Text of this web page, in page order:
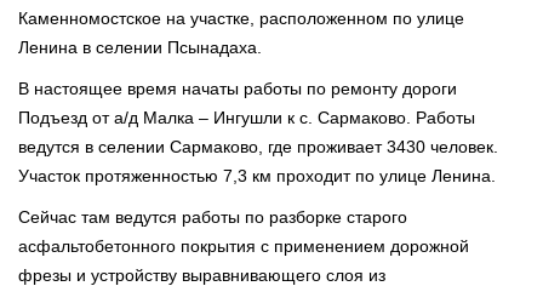
Каменномостское на участке, расположенном по улице
Ленина в селении Псынадаха.
В настоящее время начаты работы по ремонту дороги
Подъезд от а/д Малка – Ингушли к с. Сармаково. Работы
ведутся в селении Сармаково, где проживает 3430 человек.
Участок протяженностью 7,3 км проходит по улице Ленина.
Сейчас там ведутся работы по разборке старого
асфальтобетонного покрытия с применением дорожной
фрезы и устройству выравнивающего слоя из